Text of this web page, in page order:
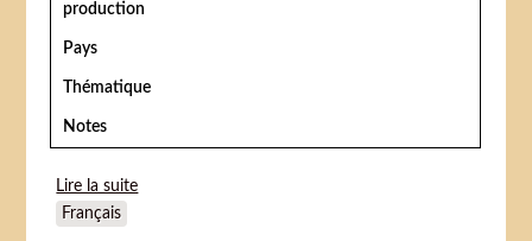
production
Pays
Thématique
Notes
Lire la suite
Français